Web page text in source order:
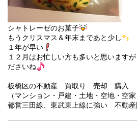
シャトレーゼのお菓子
もうクリスマス＆年末まであと少し
１年が早い
１２月はお忙しい方も多いと思います
ださいね
板橋区の不動産 買取り 売却 購入
（マンション・戸建・土地・空地・空
都営三田線、東武東上線に強い 不動